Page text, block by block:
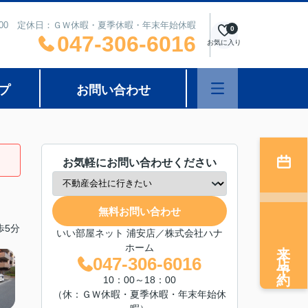
定休日：ＧＷ休暇・夏季休暇・年末年始休暇
047-306-6016 お気に入り
0
お問い合わせ
5分
お気軽にお問い合わせください
無料お問い合わせ
いい部屋ネット 浦安店／株式会社ハナ
ホーム
047-306-6016
10：00～18：00
（休：ＧＷ休暇・夏季休暇・年末年始休
来店予約